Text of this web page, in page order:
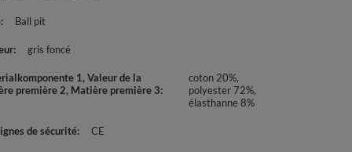
Ball pit
gris foncé
1, Valeur de la
première 2, Matière première 3
coton 20%,
polyester 72%,
élasthanne 8%
de sécurité CE